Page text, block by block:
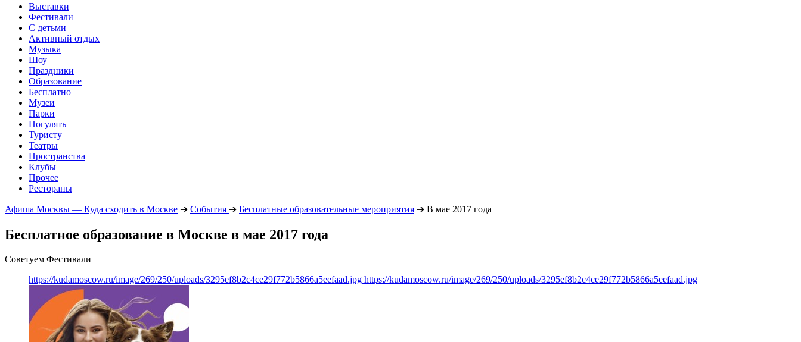
Выставки
Фестивали
С детьми
Активный отдых
Музыка
Шоу
Праздники
Образование
Бесплатно
Музеи
Парки
Погулять
Туристу
Театры
Пространства
Клубы
Прочее
Рестораны
Афиша Москвы — Куда сходить в Москве ➔ События ➔ Бесплатные образовательные мероприятия ➔ В мае 2017 года
Бесплатное образование в Москве в мае 2017 года
Советуем Фестивали
https://kudamoscow.ru/image/269/250/uploads/3295ef8b2c4ce29f772b5866a5eefaad.jpg https://kudamoscow.ru/image/269/250/uploads/3295ef8b2c4ce29f772b5866a5eefaad.jpg